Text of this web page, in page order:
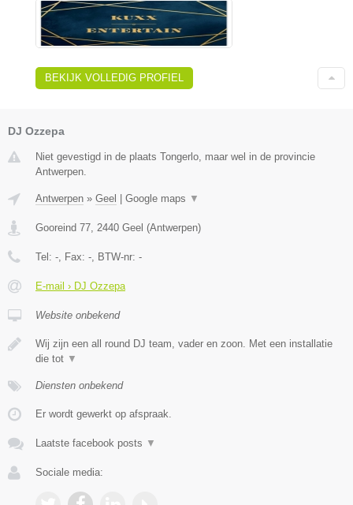
BEKIJK VOLLEDIG PROFIEL
DJ Ozzepa
Niet gevestigd in de plaats Tongerlo, maar wel in de provincie
Antwerpen.
Antwerpen » Geel | Google maps ▼
Gooreind 77 2440 Geel (Antwerpen)
Tel: - , Fax: - , BTW-nr: -
E-mail › DJ Ozzepa
Website onbekend
Wij zijn een all round DJ team, vader en zoon. Met een installatie
die tot ▼
Diensten onbekend
Er wordt gewerkt op afspraak.
Laatste facebook posts ▼
Sociale media: